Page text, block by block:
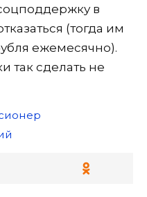
в
(тогда им
ежемесячно).
так сделать не